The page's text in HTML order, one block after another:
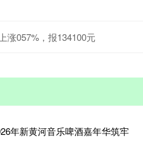
涨057%，报134100元
年新黄河音乐啤酒嘉年华筑牢